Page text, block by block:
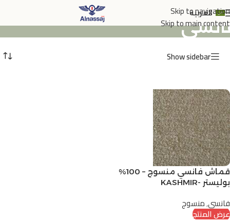
Skip to navigation
Skip to main content
العربية
Show sidebar
قماش فانسي منسوج – 100%
بوليستر -KASHMIR
فانسي,منسوج
عرض المنتج